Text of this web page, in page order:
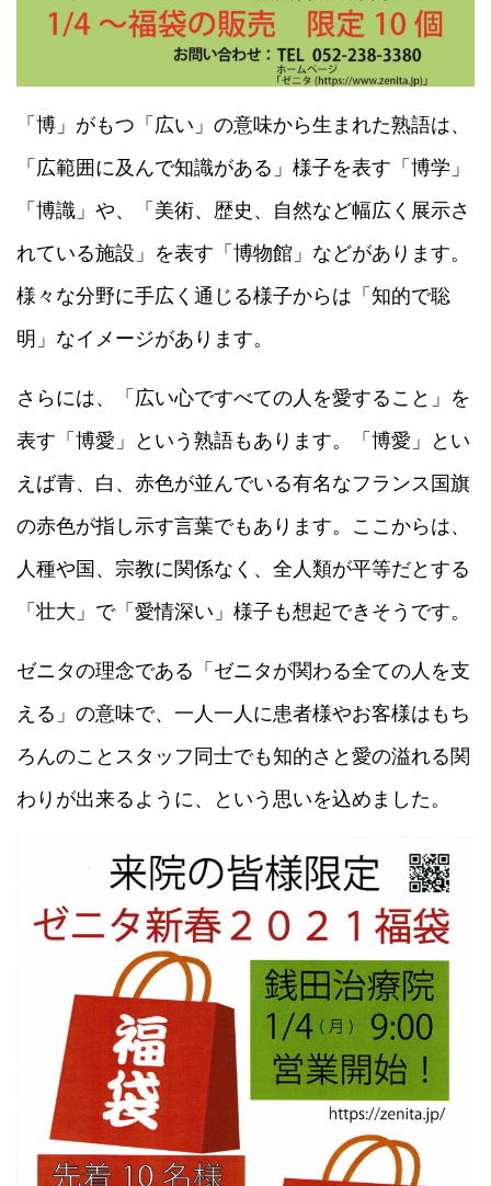
「博」がもつ「広い」の意味から生まれた熟語は、
「広範囲に及んで知識がある」様子を表す「博学」
「博識」や、「美術、歴史、自然など幅広く展示さ
れている施設」を表す「博物館」などがあります。
様々な分野に手広く通じる様子からは「知的で聡
明」なイメージがあります。
さらには、「広い心ですべての人を愛すること」を
表す「博愛」という熟語もあります。「博愛」とい
えば青、白、赤色が並んでいる有名なフランス国旗
の赤色が指し示す言葉でもあります。ここからは、
人種や国、宗教に関係なく、全人類が平等だとする
「壮大」で「愛情深い」様子も想起できそうです。
ゼニタの理念である「ゼニタが関わる全ての人を支
える」の意味で、一人一人に患者様やお客様はもち
ろんのことスタッフ同士でも知的さと愛の溢れる関
わりが出来るように、という思いを込めました。